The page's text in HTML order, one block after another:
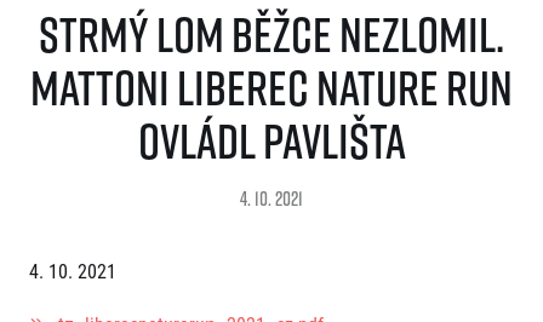
RunCzech Store
Running Mall
Jak to funguje
Strmý lom běžce nezlomil.
Mattoni Liberec Nature Run
ovládl Pavlišta
4. 10. 2021
4. 10. 2021